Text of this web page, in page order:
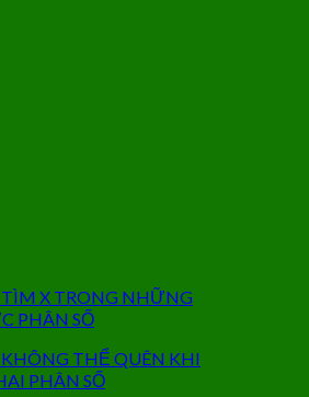
X TRONG NHỮNG
PHÂN SỐ
THỂ QUÊN KHI
PHÂN SỐ